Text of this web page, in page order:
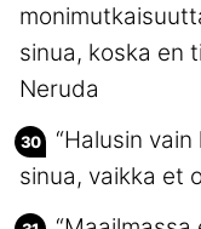
sinua, koska en
Neruda
“Halusin
sinua, vaikka et